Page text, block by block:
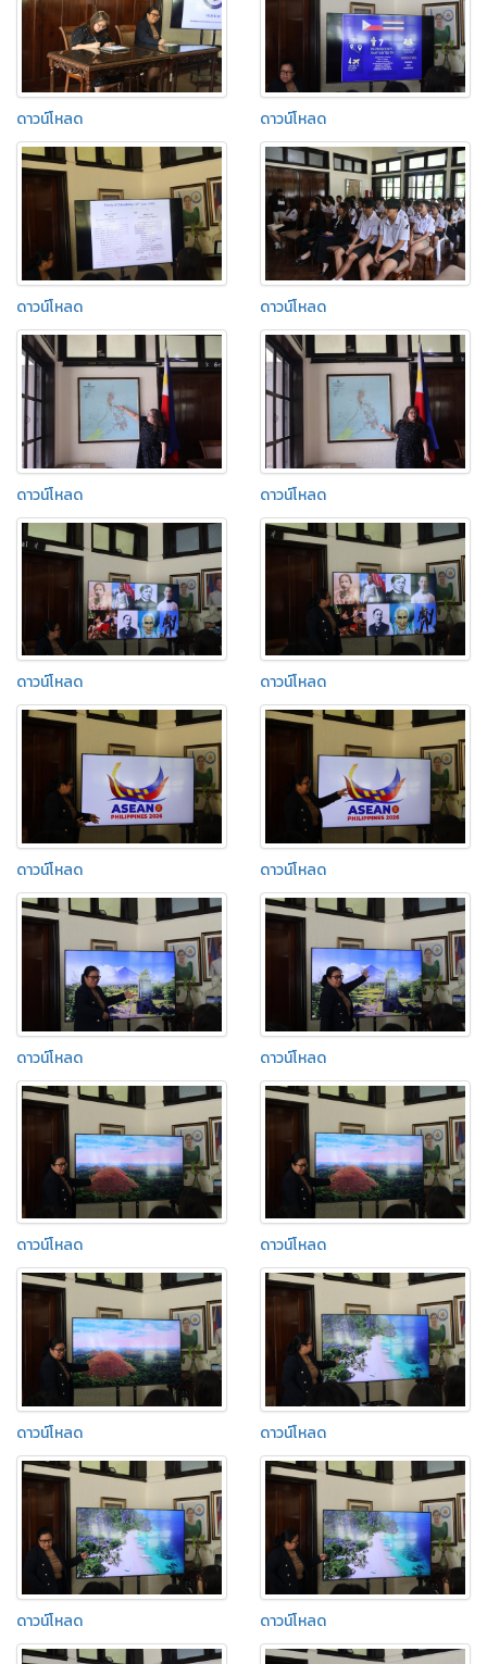
ดาวน์โหลด ดาวน์โหลด
ดาวน์โหลด ดาวน์โหลด
ดาวน์โหลด ดาวน์โหลด
ดาวน์โหลด ดาวน์โหลด
ดาวน์โหลด ดาวน์โหลด
ดาวน์โหลด ดาวน์โหลด
ดาวน์โหลด ดาวน์โหลด
ดาวน์โหลด ดาวน์โหลด
ดาวน์โหลด ดาวน์โหลด